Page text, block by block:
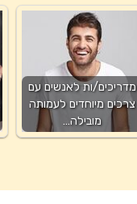
מדריכים/ות לאנשים עם
צרכים מיוחדים לעמותה
מובילה…